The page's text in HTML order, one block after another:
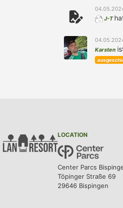
J-T
Karsten
LOCATION
Center Parcs
Töpinger Straße 69
29646 Bispingen